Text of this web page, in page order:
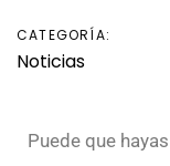
CATEGORÍA:
Noticias
Puede que